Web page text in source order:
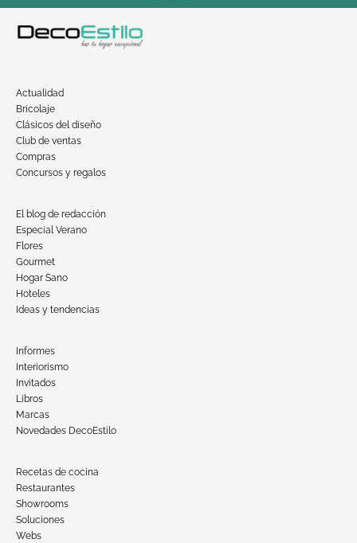
Actualidad
Bricolaje
Clásicos del diseño
Club de ventas
Compras
Concursos y regalos
El blog de redacción
Especial Verano
Flores
Gourmet
Hogar Sano
Hoteles
Ideas y tendencias
Informes
Interiorismo
Invitados
Libros
Marcas
Novedades DecoEstilo
Recetas de cocina
Restaurantes
Showrooms
Soluciones
Webs